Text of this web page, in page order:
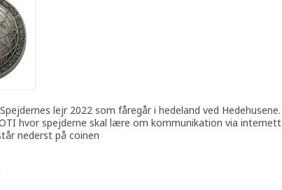
lejr 2022 som fåregår i hedeland ved
hvor spejderne skal lære om kommunikation via
nederst på coinen